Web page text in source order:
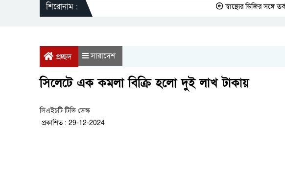
শিরোনাম : স্বাস্থ্যের ডিজির সঙ্গে তর্ক:
প্রচ্ছদ সারাদেশ
সিলেটে এক কমলা বিক্রি হলো দুই লাখ টাকায়
সিএইচটি টিভি ডেস্ক
প্রকাশিত : 29-12-2024